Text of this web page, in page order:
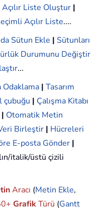
Açılır Liste Oluştur |
Açılır Liste....
Sütun Ekle | Sütunları
Durumunu Değiştir
...
Odaklama | Tasarım
çubuğu | Çalışma Kitabı
| Otomatik Metin
Birleştir | Hücreleri
E-posta Gönder |
italik/üstü çizili
Aracı (Metin Ekle,
GrafikTürü (Gantt